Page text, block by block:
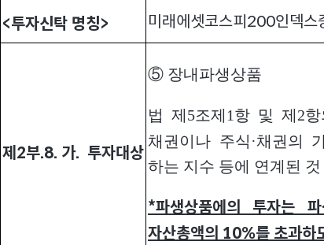
<투자신탁 명칭> 미래에셋코스피200인덱스
제2부.8. 가. 투자대상
⑤ 장내파생상품
법 제5조제1항 및 제2
채권이나 주식·채권의
하는 지수 등에 연계된 것
*파생상품에의 투자는
자산총액의 10%를 초과하